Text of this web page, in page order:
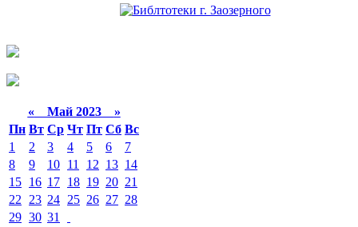
«Май 2023 »
Пн Вт Ср Чт Пт Сб Вс
1
2 3 4 5 6
7
8
9 10 11 12 13 14
15 16 17 18 19 20 21
22
23 24 25 26 27 28
29 30 31